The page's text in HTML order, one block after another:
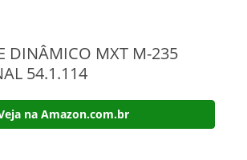
DINÂMICO MXT M-235
54.1.114
na Amazon.com.br